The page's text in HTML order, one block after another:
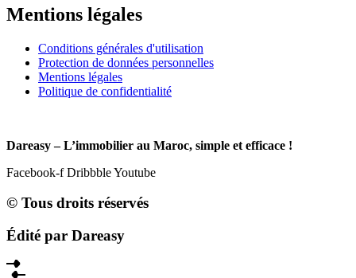
Mentions légales
Conditions générales d'utilisation
Protection de données personnelles
Mentions légales
Politique de confidentialité
Dareasy – L’immobilier au Maroc, simple et efficace !
Facebook-f DribbbleYoutube
© Tous droits réservés
Édité par Dareasy